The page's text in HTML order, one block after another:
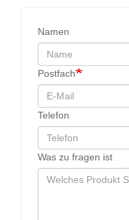
Namen
Postfach
Telefon
Was zu fragen ist